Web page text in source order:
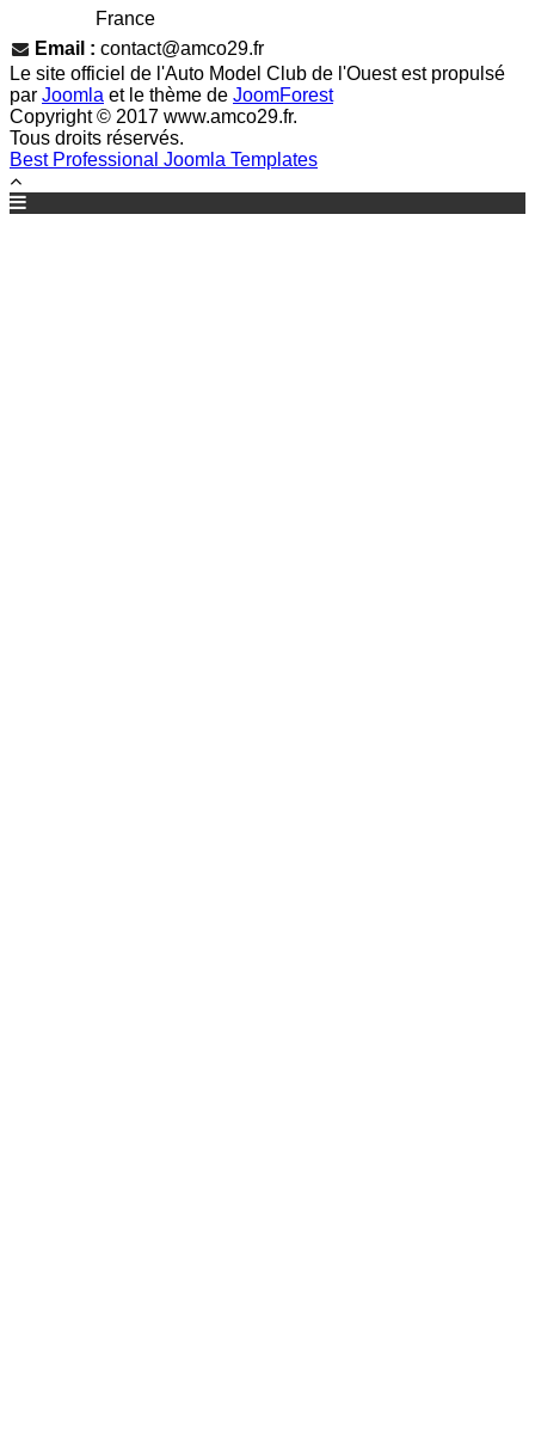
France
Email : contact@amco29.fr
Le site officiel de l'Auto Model Club de l'Ouest est propulsé
par Joomla et le thème de JoomForest
Copyright © 2017 www.amco29.fr.
Tous droits réservés.
Best Professional Joomla Templates